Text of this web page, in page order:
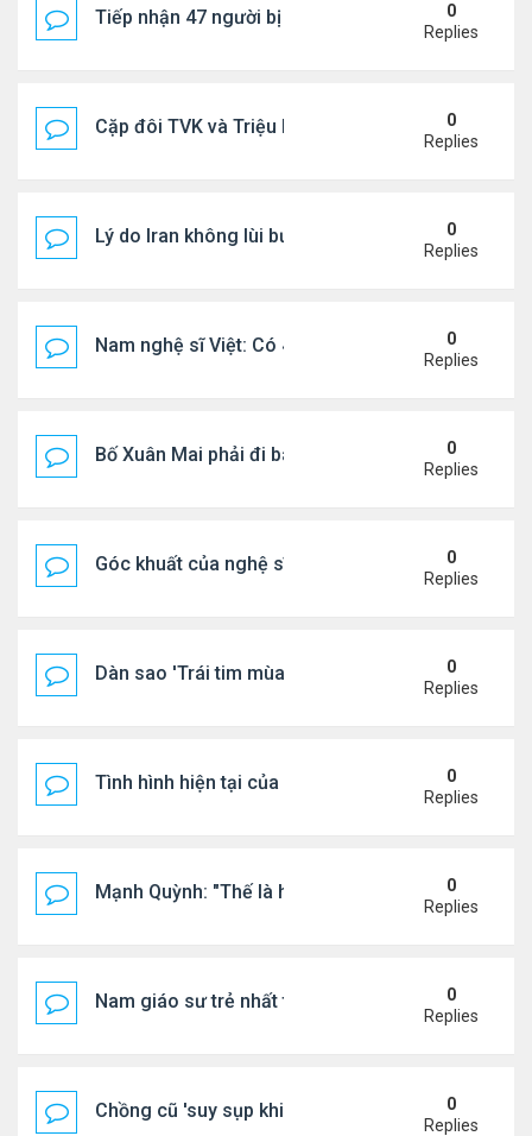
Tiếp nhận 47 người bị Mỹ trục xuất, Công an
0
Replies
Cặp đôi TVK và Triệu Mẫn được yêu thích nhất
0
Replies
Lý do Iran không lùi bước trước lời đe dọa của
0
Replies
Nam nghệ sĩ Việt: Có 4 nhà ở Pháp, sống gần
0
Replies
Bố Xuân Mai phải đi bán cơm ở Mỹ
0
Replies
Góc khuất của nghệ sĩ Hoài Tâm
0
Replies
Dàn sao 'Trái tim mùa thu' sau 26 năm
0
Replies
Tình hình hiện tại của Quang Lê
0
Replies
Mạnh Quỳnh: "Thế là hết"
0
Replies
Nam giáo sư trẻ nhất thế giới ở tuổi 18
0
Replies
Chồng cũ 'suy sụp khi biết tin Nicole Kidman có
0
Replies